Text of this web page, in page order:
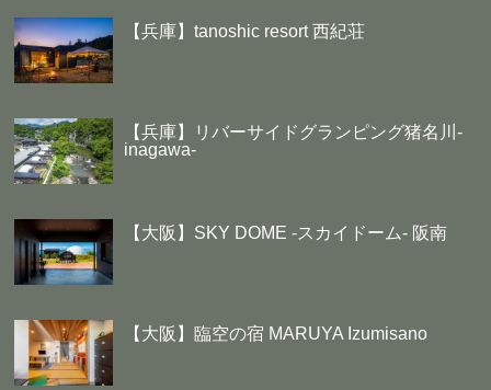
【兵庫】tanoshic resort 西紀荘
【兵庫】リバーサイドグランピング猪名川-
inagawa-
【大阪】SKY DOME -スカイドーム- 阪南
【大阪】臨空の宿 MARUYA Izumisano